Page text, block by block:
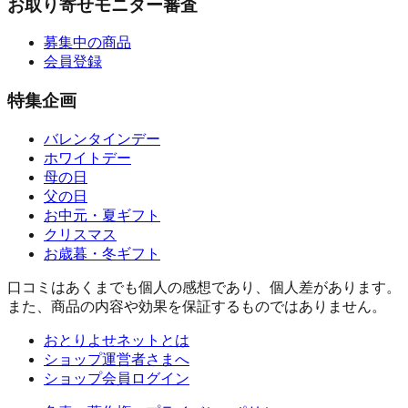
お取り寄せモニター審査
募集中の商品
会員登録
特集企画
バレンタインデー
ホワイトデー
母の日
父の日
お中元・夏ギフト
クリスマス
お歳暮・冬ギフト
口コミはあくまでも個人の感想であり、個人差があります。
また、商品の内容や効果を保証するものではありません。
おとりよせネットとは
ショップ運営者さまへ
ショップ会員ログイン